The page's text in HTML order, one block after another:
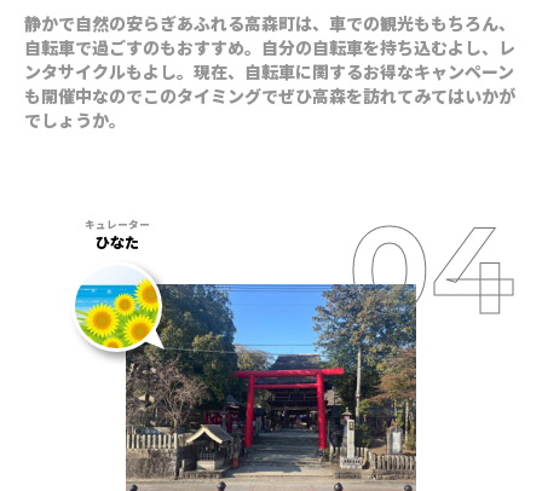
静かで自然の安らぎあふれる高森町は、車での観光ももちろん、
自転車で過ごすのもおすすめ。自分の自転車を持ち込むよし、レ
ンタサイクルもよし。現在、自転車に関するお得なキャンペーン
も開催中なのでこのタイミングでぜひ高森を訪れてみてはいかが
でしょうか。
ひなた